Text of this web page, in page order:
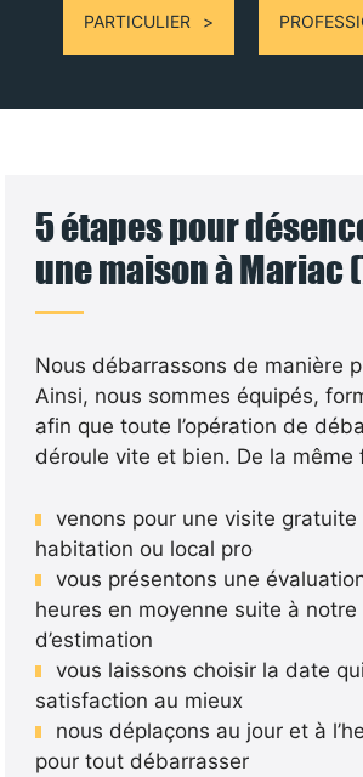
PARTICULIER
5 étapes pour
une maison à Mariac
Nous débarrassons de manière
Ainsi, nous sommes équipés,
afin que toute l’opération de
déroule vite et bien. De la même
venons pour une visite gratuite
habitation ou local pro
vous présentons une
heures en moyenne suite à notre
d’estimation
vous laissons choisir la date
satisfaction au mieux
nous déplaçons au jour et à
pour tout débarrasser